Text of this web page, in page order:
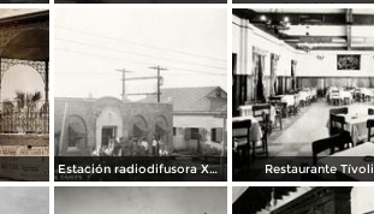
Estación radiodifusora XED de 10,000 watts Restaurante Tívoli